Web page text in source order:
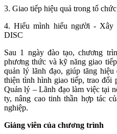
3. Giao tiếp hiệu quả trong tổ chức
4. Hiểu mình hiểu người - Xây
DISC
Sau 1 ngày đào tạo, chương
phương thức và kỹ năng giao
quản lý lãnh đạo, giúp tăng
thiện tình hình giao tiếp, trao đổi
Quản lý – Lãnh đạo làm việc tại
ty, nâng cao tinh thần hợp tác
nghiệp.
Giảng viên của chương trình